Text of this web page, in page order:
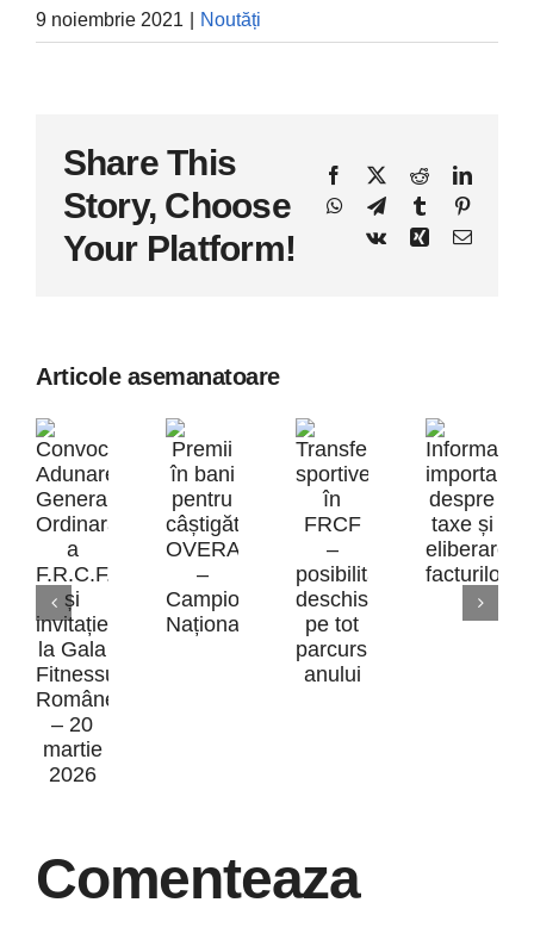
9 noiembrie 2021 Noutăți
Share This
Story, Choose
Your Platform!
Facebook
X Reddit
WhatsApp
TelegramTumblrPinterest
Vk
Xing E-
Articole asemanatoare
Convocare
Adunarea
a
Premii
OVERALL
–
Transferurile
posibilitate
Comenteaza